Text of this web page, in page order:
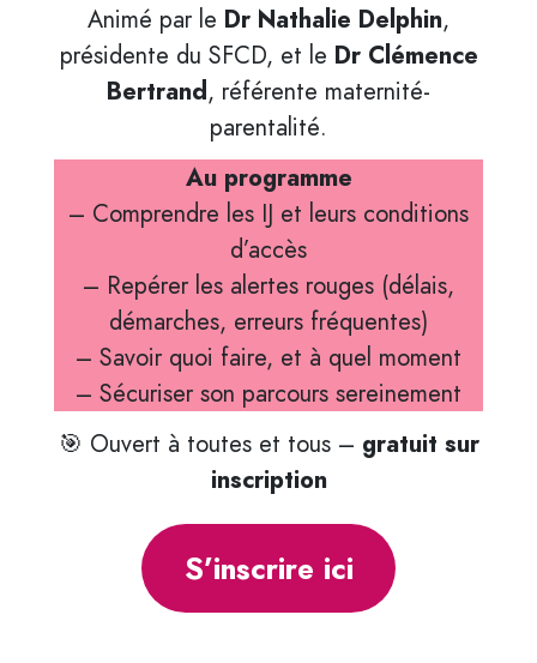
Animé par le Dr Nathalie Delphin,
présidente du SFCD, et le Dr Clémence
Bertrand, référente maternité-
parentalité.
Au programme
– Comprendre les IJ et leurs conditions
d’accès
– Repérer les alertes rouges (délais,
démarches, erreurs fréquentes)
– Savoir quoi faire, et à quel moment
– Sécuriser son parcours sereinement
🎯 Ouvert à toutes et tous – gratuit sur
inscription
S’inscrire ici